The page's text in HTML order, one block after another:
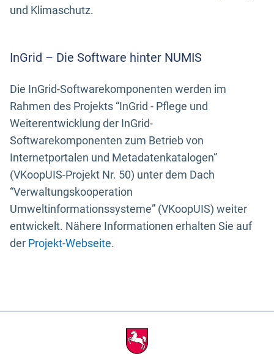
und Klimaschutz.
InGrid – Die Software hinter NUMIS
Die InGrid-Softwarekomponenten werden im
Rahmen des Projekts “InGrid - Pflege und
Weiterentwicklung der InGrid-
Softwarekomponenten zum Betrieb von
Internetportalen und Metadatenkatalogen”
(VKoopUIS-Projekt Nr. 50) unter dem Dach
“Verwaltungskooperation
Umweltinformationssysteme” (VKoopUIS) weiter
entwickelt. Nähere Informationen erhalten Sie auf
der Projekt-Webseite.